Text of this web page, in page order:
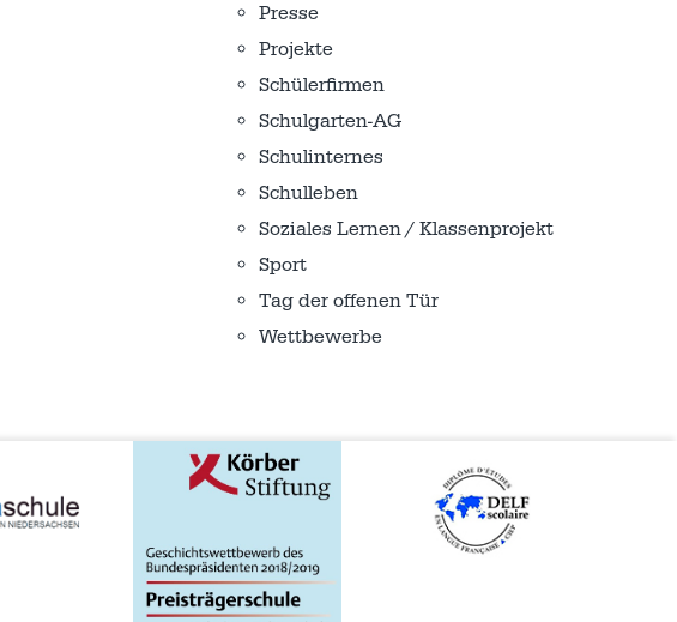
Presse
Projekte
Schülerfirmen
Schulgarten-AG
Schulinternes
Schulleben
Soziales Lernen / Klassenprojekt
Sport
Tag der offenen Tür
Wettbewerbe